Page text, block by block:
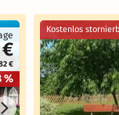
€
%
Kostenlos